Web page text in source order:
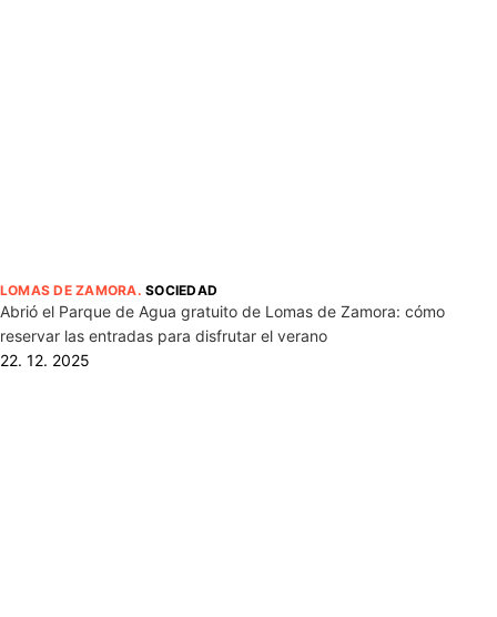
LOMAS DE ZAMORA.SOCIEDAD
Abrió el Parque de Agua gratuito de Lomas de Zamora: cómo
reservar las entradas para disfrutar el verano
22. 12. 2025